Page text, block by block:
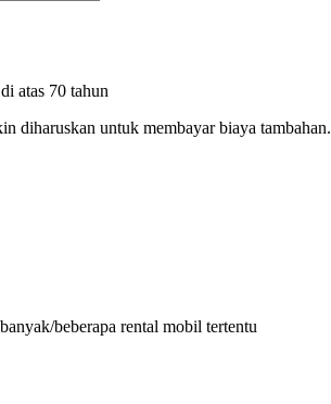
atas 70 tahun
diharuskan untuk membayar biaya tambahan.
beberapa rental mobil tertentu